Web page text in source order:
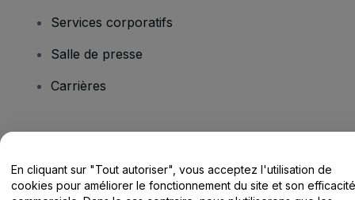
Services corporatifs
Salle de presse
Carrières
Centre d'assistance / Nous contacter
En cliquant sur "Tout autoriser", vous acceptez l'utilisation de
cookies pour améliorer le fonctionnement du site et son efficacité